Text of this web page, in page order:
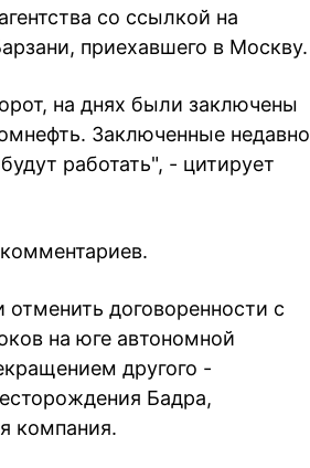
со ссылкой на
приехавшего в Москву.
на днях были заключены
Заключенные недавно
работать", - цитирует
договоренности с
на юге автономной
другого -
Бадра,
компания.